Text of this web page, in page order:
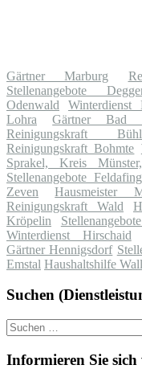
Gärtner Marburg
Stellenangebote
Odenwald
Winterdienst
Lohra
Gärtner Bad
Reinigungskraft
Reinigungskraft Bohmte
Sprakel, Kreis
Stellenangebote Feldafing
Zeven
Hausmeister
Reinigungskraft Wald
Kröpelin
Winterdienst Hirschaid
Gärtner Hennigsdorf
Emstal Haushaltshilfe
Suchen
Suche
nach:
Informieren Sie sich